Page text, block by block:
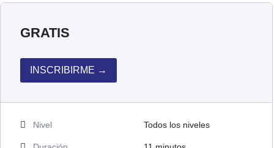
GRATIS
INSCRIBIRME →
Nivel Todos los niveles